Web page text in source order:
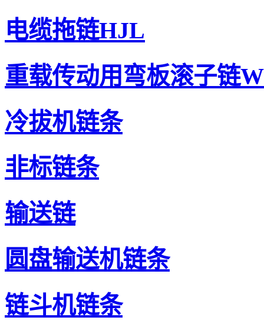
电缆拖链HJL
重载传动用弯板滚子链
冷拔机链条
非标链条
输送链
圆盘输送机链条
链斗机链条